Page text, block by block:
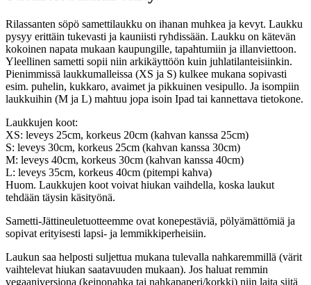
Rilassanten söpö samettilaukku on ihanan muhkea ja kevyt. Laukku
pysyy erittäin tukevasti ja kauniisti ryhdissään. Laukku on kätevän
kokoinen napata mukaan kaupungille, tapahtumiin ja illanviettoon.
Yleellinen sametti sopii niin arkikäyttöön kuin juhlatilanteisiinkin.
Pienimmissä laukkumalleissa (XS ja S) kulkee mukana sopivasti
esim. puhelin, kukkaro, avaimet ja pikkuinen vesipullo. Ja isompiin
laukkuihin (M ja L) mahtuu jopa isoin Ipad tai kannettava tietokone.
Laukkujen koot:
XS: leveys 25cm, korkeus 20cm (kahvan kanssa 25cm)
S: leveys 30cm, korkeus 25cm (kahvan kanssa 30cm)
M: leveys 40cm, korkeus 30cm (kahvan kanssa 40cm)
L: leveys 35cm, korkeus 40cm (pitempi kahva)
Huom. Laukkujen koot voivat hiukan vaihdella, koska laukut
tehdään täysin käsityönä.
Sametti-Jättineuletuotteemme ovat konepestäviä, pölyämättömiä ja
sopivat erityisesti lapsi- ja lemmikkiperheisiin.
Laukun saa helposti suljettua mukana tulevalla nahkaremmillä (värit
vaihtelevat hiukan saatavuuden mukaan). Jos haluat remmin
vegaaniversiona (keinonahka tai nahkapaperi/korkki) niin laita siitä